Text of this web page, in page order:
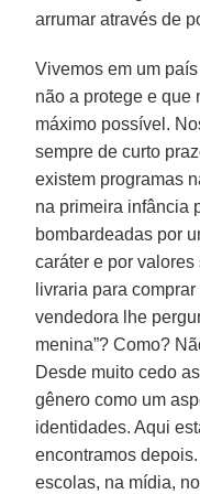
arrumar através de
Vivemos em um
não a protege e que
máximo possível.
sempre de curto
existem programas
na primeira infância
bombardeadas por
caráter e por
livraria para
vendedora lhe
menina”? Como?
Desde muito cedo
gênero como um
identidades. Aqui
encontramos
escolas, na mídia,